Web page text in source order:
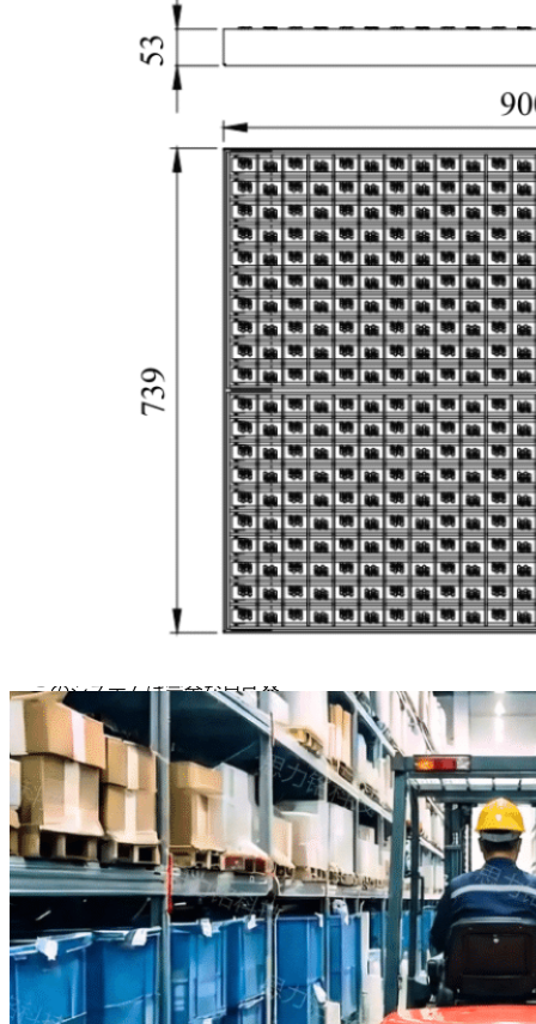
フォークリ
フト・トロ
リー・AGV
用タイヤ洗
浄システム
フォークリフト、台車、AGV
が通過する際、特別に設計さ
れたブラシがタイヤの表面全
体に接触し、あらゆる角度か
このシステムは完全な自己発
電式であり、外部からの電力
供給を必要とせず、24時間
365日、連続して稼働しま
す。
入口で汚染物質を捕捉するこ
とで、クリーンルーム環境や
生産現場を保護し、微粒子の
移動を大幅に低減するととも
に、床の摩耗やメンテナンス
コストを最小限に抑えます。